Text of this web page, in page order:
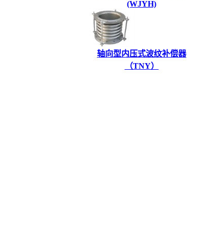
(WJYH)
轴向型内压式波纹补偿器
（TNY）